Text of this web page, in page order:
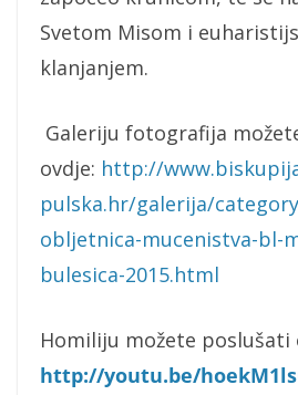
Svetom Misom i
klanjanjem.
Galeriju fotografija
ovdje: http://
pulska.hr/galerija/
obljetnica-mucenistva-bl-
bulesica-2015.html
Homiliju možete poslušati
http://youtu.be/